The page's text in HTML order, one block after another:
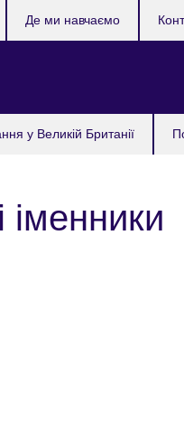
у Великій Британії
Де ми навчаємо
іменники